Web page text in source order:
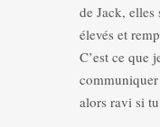
de Jack, elles
élevés et
C’est ce que
alors ravi si